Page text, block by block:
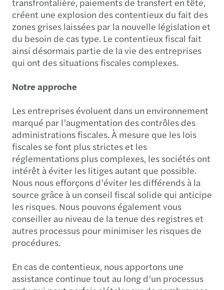
créent une explosion des contentieux du fait des
zones grises laissées par la nouvelle législation et
du besoin de cas type. Le contentieux fiscal fait
ainsi désormais partie de la vie des entreprises
qui ont des situations fiscales complexes.
Notre approche
Les entreprises évoluent dans un environnement
marqué par l’augmentation des contrôles des
administrations fiscales. À mesure que les lois
fiscales se font plus strictes et les
réglementations plus complexes, les sociétés ont
intérêt à éviter les litiges autant que possible.
Nous nous efforçons d’éviter les différends à la
source grâce à un conseil fiscal solide qui anticipe
les risques. Nous pouvons également vous
conseiller au niveau de la tenue des registres et
autres processus pour minimiser les risques de
procédures.
En cas de contentieux, nous apportons une
assistance continue tout au long d’un processus